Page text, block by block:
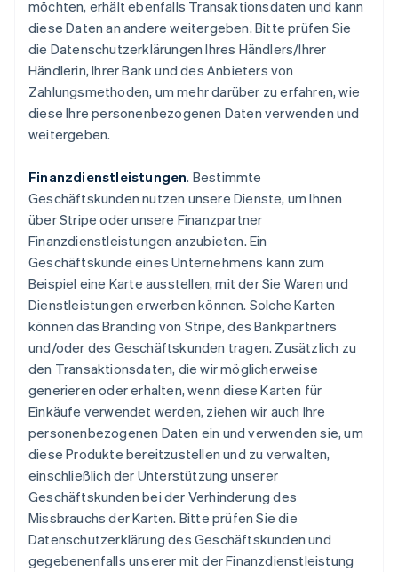
möchten, erhält ebenfalls Transaktionsdaten und kann
diese Daten an andere weitergeben. Bitte prüfen Sie
die Datenschutzerklärungen Ihres Händlers/Ihrer
Händlerin, Ihrer Bank und des Anbieters von
Zahlungsmethoden, um mehr darüber zu erfahren, wie
diese Ihre personenbezogenen Daten verwenden und
weitergeben.
Finanzdienstleistungen. Bestimmte
Geschäftskunden nutzen unsere Dienste, um Ihnen
über Stripe oder unsere Finanzpartner
Finanzdienstleistungen anzubieten. Ein
Geschäftskunde eines Unternehmens kann zum
Beispiel eine Karte ausstellen, mit der Sie Waren und
Dienstleistungen erwerben können. Solche Karten
können das Branding von Stripe, des Bankpartners
und/oder des Geschäftskunden tragen. Zusätzlich zu
den Transaktionsdaten, die wir möglicherweise
generieren oder erhalten, wenn diese Karten für
Einkäufe verwendet werden, ziehen wir auch Ihre
personenbezogenen Daten ein und verwenden sie, um
diese Produkte bereitzustellen und zu verwalten,
einschließlich der Unterstützung unserer
Geschäftskunden bei der Verhinderung des
Missbrauchs der Karten. Bitte prüfen Sie die
Datenschutzerklärung des Geschäftskunden und
gegebenenfalls unserer mit der Finanzdienstleistung